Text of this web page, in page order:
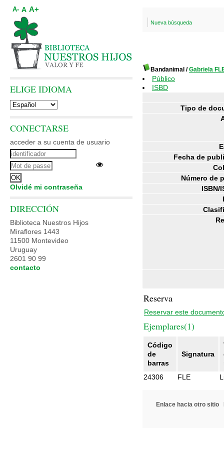
Nueva búsqueda
Bandanimal /Gabriela
Público
ISBD
Tipo de
Fecha de
Número de
ISBN/
Reserva
Reservar este
Ejemplares(1)
Código
de
barras
Signatura
24306
FLE
Enlace hacia otro sitio
A- A A+
ELIGE IDIOMA
CONECTARSE
acceder a su cuenta de usuario
Olvidé mi contraseña
DIRECCIÓN
Biblioteca Nuestros Hijos
Miraflores 1443
11500 Montevideo
Uruguay
2601 90 99
contacto